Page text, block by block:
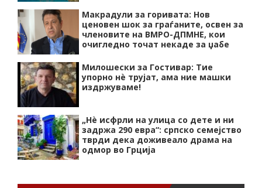
Макрадули за горивата: Нов
ценовен шок за граѓаните, освен за
членовите на ВМРО-ДПМНЕ, кои
очигледно точат некаде за џабе
Милошески за Гостивар: Тие
упорно нѐ трујат, ама ние машки
издржуваме!
„Нѐ исфрли на улица со дете и ни
задржа 290 евра“: српско семејство
тврди дека доживеало драма на
одмор во Грција